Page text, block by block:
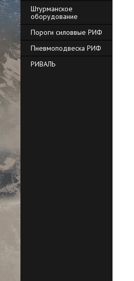
Штурманское
оборудование
Пороги силоввые РИФ
Пневмоподвеска РИФ
РИВАЛЬ